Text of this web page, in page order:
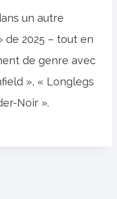
un autre
de 2025 – tout en
de genre avec
», « Longlegs
Noir ».